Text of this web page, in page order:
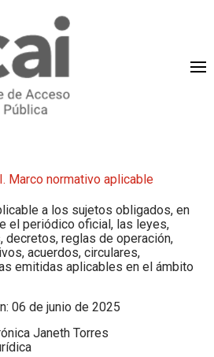
Marco normativo aplicable
a los sujetos obligados, en
el periódico oficial, las leyes,
decretos, reglas de operación,
acuerdos, circulares,
emitidas aplicables en el ámbito
06 de junio de 2025
Janeth Torres